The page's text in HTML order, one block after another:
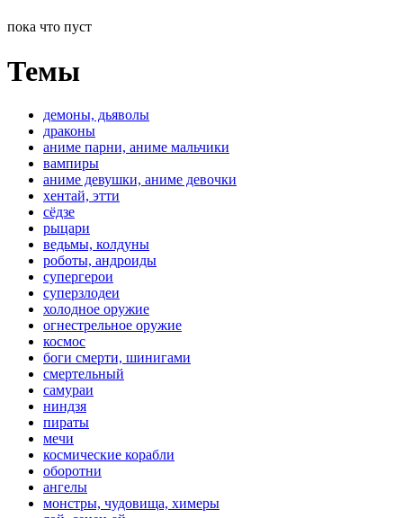
пока что пуст
Темы
демоны, дьяволы
драконы
аниме парни, аниме мальчики
вампиры
аниме девушки, аниме девочки
хентай, этти
сёдзе
рыцари
ведьмы, колдуны
роботы, андроиды
супергерои
суперзлодеи
холодное оружие
огнестрельное оружие
космос
боги смерти, шинигами
смертельный
самураи
ниндзя
пираты
мечи
космические корабли
оборотни
ангелы
монстры, чудовища, химеры